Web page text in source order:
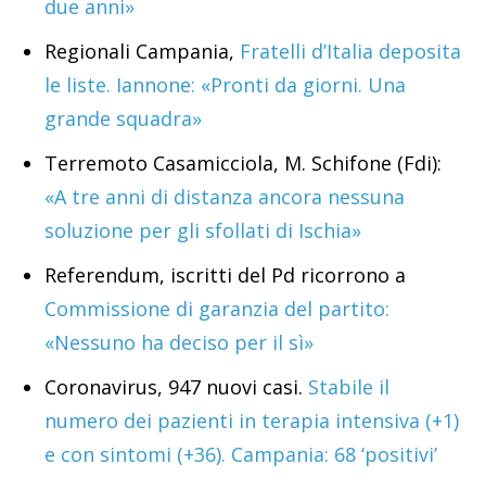
due anni»
Regionali Campania, Fratelli d’Italia deposita
le liste. Iannone: «Pronti da giorni. Una
grande squadra»
Terremoto Casamicciola, M. Schifone (Fdi):
«A tre anni di distanza ancora nessuna
soluzione per gli sfollati di Ischia»
Referendum, iscritti del Pd ricorrono a
Commissione di garanzia del partito:
«Nessuno ha deciso per il sì»
Coronavirus, 947 nuovi casi. Stabile il
numero dei pazienti in terapia intensiva (+1)
e con sintomi (+36). Campania: 68 ‘positivi’